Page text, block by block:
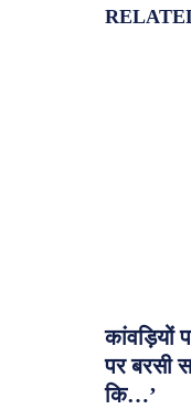
कांवड़ियों
पर बरसी
कि…’